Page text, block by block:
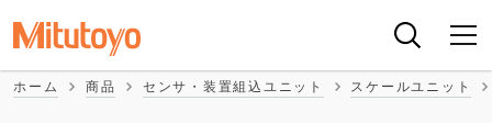
ホーム 商品 センサ・装置組込ユニット スケールユニット